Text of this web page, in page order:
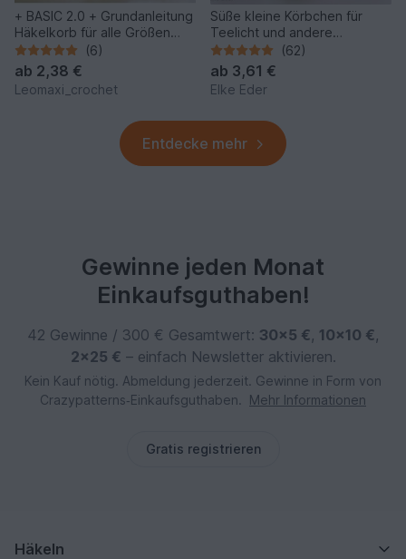
+ BASIC 2.0 + Grundanleitung
Häkelkorb für alle Größen
und 2 Garnstärken
(6)
ab 2,38 €
Leomaxi_crochet
Süße kleine Körbchen für
Teelicht und andere
Kleinigkeiten(62)
ab 3,61 €
Elke Eder
Entdecke mehr
Gewinne jeden Monat
Einkaufsguthaben!
42 Gewinne / 300 € Gesamtwert: 30×5 €, 10×10 €,
2×25 € – einfach Newsletter aktivieren.
Kein Kauf nötig. Abmeldung jederzeit. Gewinne in Form von
Crazypatterns‑Einkaufsguthaben.
Mehr Informationen
Gratis registrieren
Häkeln